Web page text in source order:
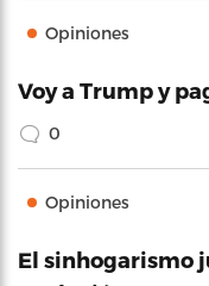
Opiniones
Voy a Trump y
0
Opiniones
El sinhogarismo